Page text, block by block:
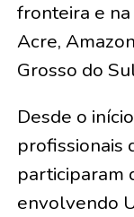
fronteira e
Acre,
Grosso do
Desde o
profissionais
participaram
envolvendo